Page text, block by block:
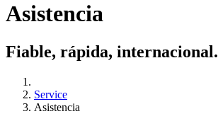
Asistencia
Fiable, rápida, internacional.
Service
Asistencia